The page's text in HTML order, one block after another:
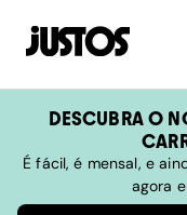
DESCUBRA O
É fácil, é mensal, e
agora